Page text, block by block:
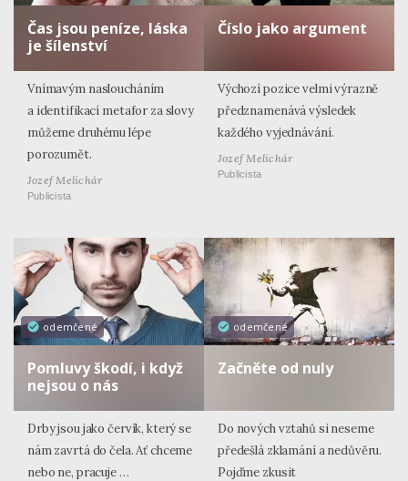
Čas jsou peníze, láska
je šílenství
Vnímavým nasloucháním
a identifikací metafor za slovy
můžeme druhému lépe
porozumět.
Jozef Melichár
Publicista
Číslo jako argument
Výchozí pozice velmi výrazně
předznamenává výsledek
každého vyjednávání.
Jozef Melichár
Publicista
odemčené
Pomluvy škodí, i když
nejsou o nás
Drby jsou jako červík, který se
nám zavrtá do čela. Ať chceme
nebo ne, pracuje …
odemčené
Začněte od nuly
Do nových vztahů si neseme
předešlá zklamání a nedůvěru.
Pojďme zkusit